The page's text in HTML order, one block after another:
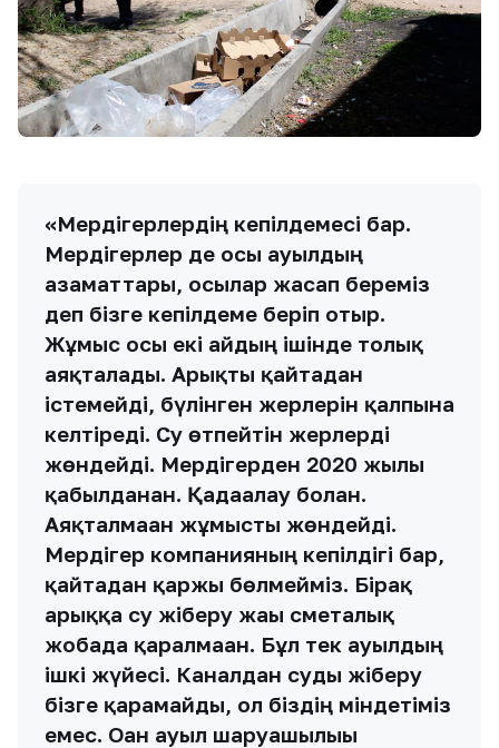
«Мердігерлердің кепілдемесі бар.
Мердігерлер де осы ауылдың
азаматтары, осылар жасап береміз
деп бізге кепілдеме беріп отыр.
Жұмыс осы екі айдың ішінде толық
аяқталады. Арықты қайтадан
істемейді, бүлінген жерлерін қалпына
келтіреді. Су өтпейтін жерлерді
жөндейді. Мердігерден 2020 жылы
қабылданған. Қадағалау болған.
Аяқталмаған жұмысты жөндейді.
Мердігер компанияның кепілдігі бар,
қайтадан қаржы бөлмейміз. Бірақ
арыққа су жіберу жағы сметалық
жобада қаралмаған. Бұл тек ауылдың
ішкі жүйесі. Каналдан суды жіберу
бізге қарамайды, ол біздің міндетіміз
емес. Оған ауыл шаруашылығы